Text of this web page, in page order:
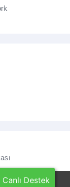
için, çerezler
Canlı Destek